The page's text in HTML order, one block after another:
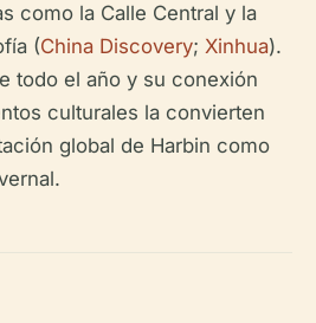
como la Calle Central y la
(China Discovery; Xinhua).
todo el año y su conexión
culturales la convierten
global de Harbin como